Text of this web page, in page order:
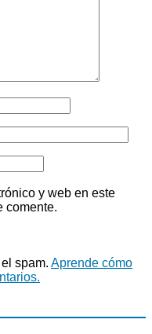
y web en este
comente.
spam. Aprende cómo